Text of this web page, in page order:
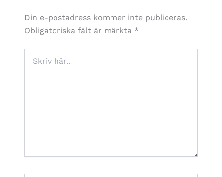
Din e-postadress kommer inte publiceras.
Obligatoriska fält är märkta *
här..